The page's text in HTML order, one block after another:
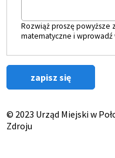
Rozwiąż proszę powyższe
matematyczne i wprowadź
© 2023 Urząd Miejski w
Zdroju